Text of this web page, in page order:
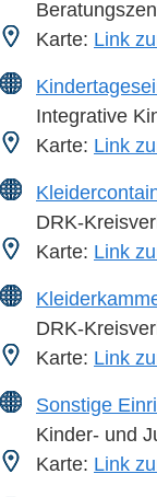
Karte: Link
Integrative
Karte: Link
DRK-
Karte: Link
DRK-
Karte: Link
Sonstige
Kinder- und
Karte: Link